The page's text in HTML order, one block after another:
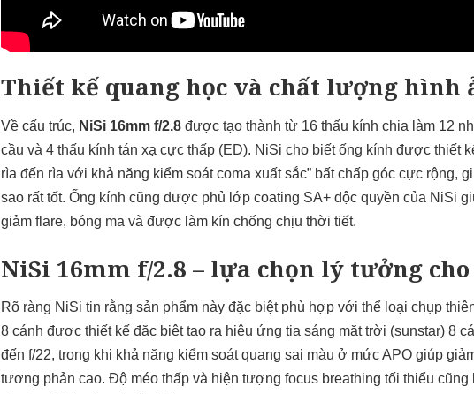
Thiết kế quang học và chất lượng hình
Về cấu trúc, NiSi 16mm f/2.8 được tạo thành từ 16 thấu kính chia làm 12
cầu và 4 thấu kính tán xạ cực thấp (ED). NiSi cho biết ống kính được thiết
rìa đến rìa với khả năng kiểm soát coma xuất sắc” bất chấp góc cực rộng,
sao rất tốt. Ống kính cũng được phủ lớp coating SA+ độc quyền của NiSi
giảm flare, bóng ma và được làm kín chống chịu thời tiết.
NiSi 16mm f/2.8 – lựa chọn lý tưởng
Rõ ràng NiSi tin rằng sản phẩm này đặc biệt phù hợp với thể loại chụp
8 cánh được thiết kế đặc biệt tạo ra hiệu ứng tia sáng mặt trời (sunstar) 8
đến f/22, trong khi khả năng kiểm soát quang sai màu ở mức APO giúp
tương phản cao. Độ méo thấp và hiện tượng focus breathing tối thiểu